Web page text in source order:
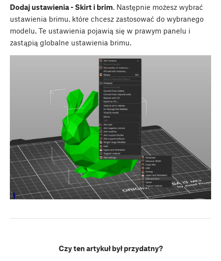
Dodaj ustawienia - Skirt i brim. Następnie możesz wybrać
ustawienia brimu, które chcesz zastosować do wybranego
modelu. Te ustawienia pojawią się w prawym panelu i
zastąpią globalne ustawienia brimu.
Czy ten artykuł był przydatny?